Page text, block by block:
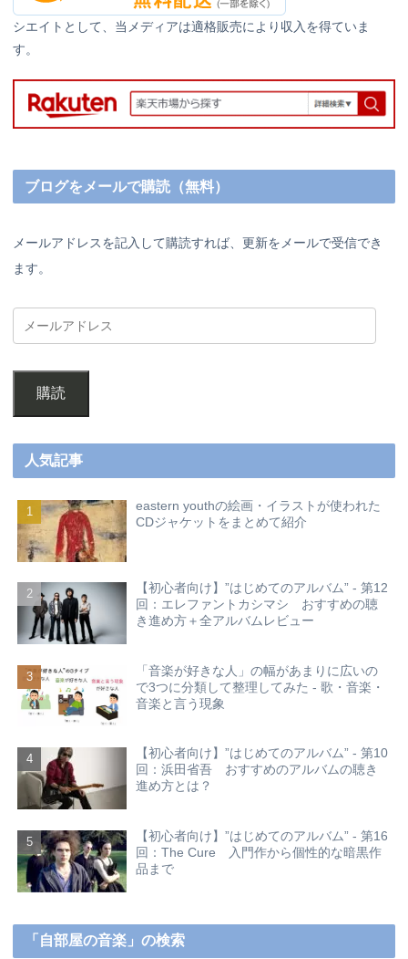
シエイトとして、当メディアは適格販売により収入を得ていま
す。
ブログをメールで購読（無料）
メールアドレスを記入して購読すれば、更新をメールで受信でき
ます。
購読
人気記事
eastern youthの絵画・イラストが使われた
CDジャケットをまとめて紹介
【初心者向け】”はじめてのアルバム” - 第12
回：エレファントカシマシ おすすめの聴
き進め方＋全アルバムレビュー
「音楽が好きな人」の幅があまりに広いの
で3つに分類して整理してみた - 歌・音楽・
音楽と言う現象
【初心者向け】”はじめてのアルバム” - 第10
回：浜田省吾 おすすめのアルバムの聴き
進め方とは？
【初心者向け】”はじめてのアルバム” - 第16
回：The Cure 入門作から個性的な暗黒作
品まで
「自部屋の音楽」の検索